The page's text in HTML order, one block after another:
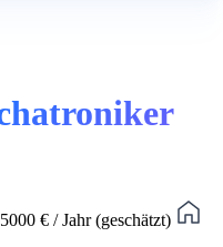
€ / Jahr (geschätzt)